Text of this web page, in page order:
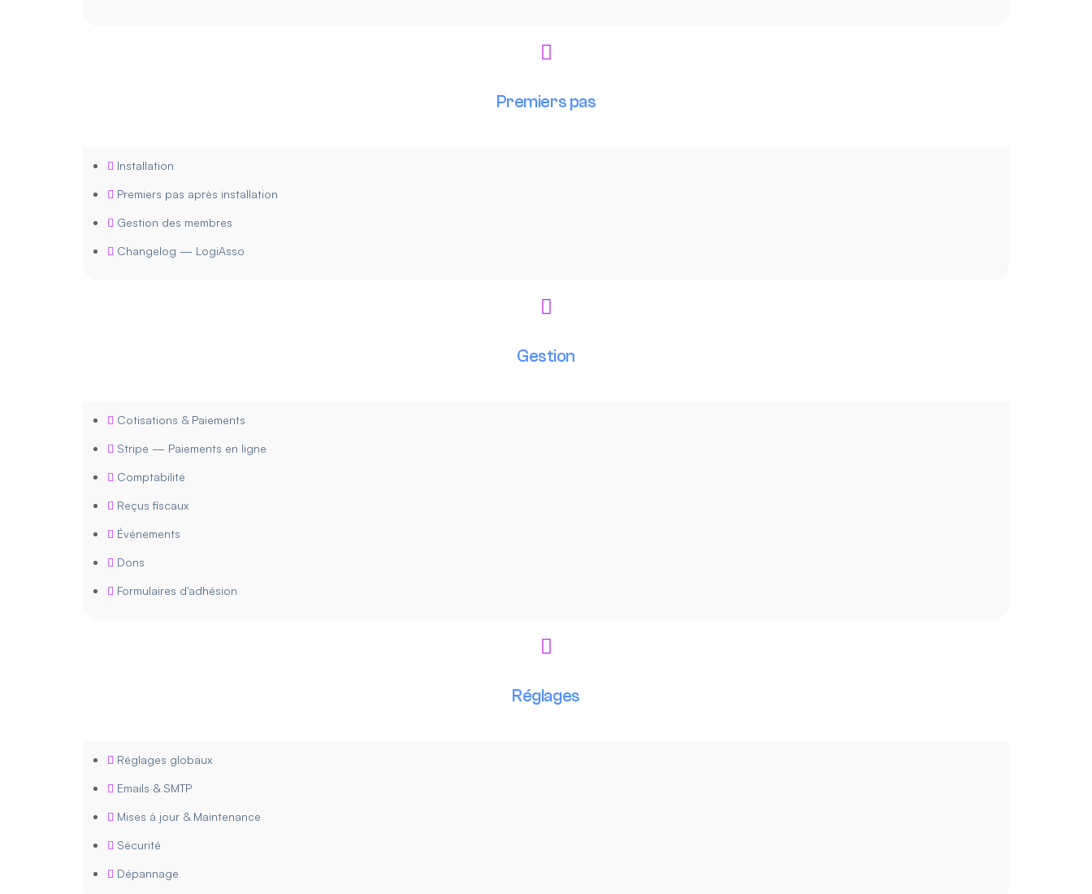
Premiers pas
Installation
Premiers pas après installation
Gestion des membres
Changelog — LogiAsso
Gestion
Cotisations & Paiements
Stripe — Paiements en ligne
Comptabilité
Reçus fiscaux
Événements
Dons
Formulaires d'adhésion
Réglages
Réglages globaux
Emails & SMTP
Mises à jour & Maintenance
Sécurité
Dépannage